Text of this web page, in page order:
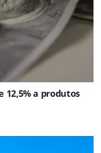
12,5% a produtos